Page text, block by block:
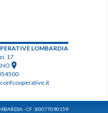
LOMBARDIA
17
- CF : 80077090159